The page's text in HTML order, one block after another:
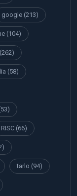
google (213)
(104)
(262)
(58)
RISC (66)
tarlo (94)